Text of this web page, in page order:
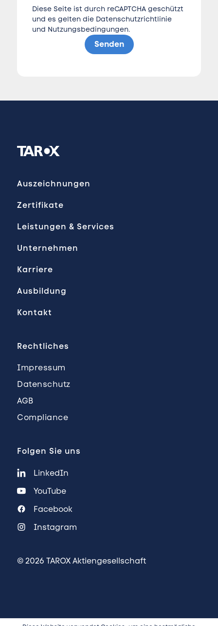
Diese Seite ist durch reCAPTCHA geschützt
und es gelten die Datenschutzrichtlinie
und Nutzungsbedingungen.
Senden
Auszeichnungen
Zertifikate
Leistungen & Services
Unternehmen
Karriere
Ausbildung
Kontakt
Rechtliches
Impressum
Datenschutz
AGB
Compliance
Folgen Sie uns
LinkedIn
YouTube
Facebook
Instagram
© 2026 TAROX Aktiengesellschaft